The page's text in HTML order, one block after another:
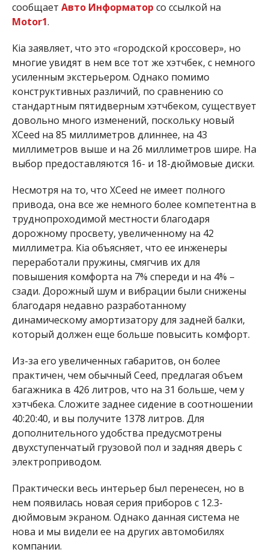
сообщает Авто Информатор со ссылкой на
Motor1.
Kia заявляет, что это «городской кроссовер», но
многие увидят в нем все тот же хэтчбек, с немного
усиленным экстерьером. Однако помимо
конструктивных различий, по сравнению со
стандартным пятидверным хэтчбеком, существует
довольно много изменений, поскольку новый
XCeed на 85 миллиметров длиннее, на 43
миллиметров выше и на 26 миллиметров шире. На
выбор предоставляются 16- и 18-дюймовые диски.
Несмотря на то, что XCeed не имеет полного
привода, она все же немного более компетентна в
труднопроходимой местности благодаря
дорожному просвету, увеличенному на 42
миллиметра. Kia объясняет, что ее инженеры
переработали пружины, смягчив их для
повышения комфорта на 7% спереди и на 4% –
сзади. Дорожный шум и вибрации были снижены
благодаря недавно разработанному
динамическому амортизатору для задней балки,
который должен еще больше повысить комфорт.
Из-за его увеличенных габаритов, он более
практичен, чем обычный Ceed, предлагая объем
багажника в 426 литров, что на 31 больше, чем у
хэтчбека. Сложите заднее сидение в соотношении
40:20:40, и вы получите 1378 литров. Для
дополнительного удобства предусмотрены
двухступенчатый грузовой пол и задняя дверь с
электроприводом.
Практически весь интерьер был перенесен, но в
нем появилась новая серия приборов с 12.3-
дюймовым экраном. Однако данная система не
нова и мы видели ее на других автомобилях
компании.